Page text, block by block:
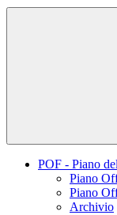
POF - Piano
Piano
Piano
Archivio